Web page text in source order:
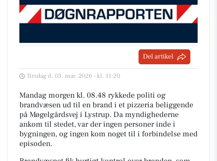
Del artikel
Tirsdag d. 03. mar. 2026 - kl. 11:20
Mandag morgen kl. 08.48 rykkede politi og
brandvæsen ud til en brand i et pizzeria beliggende
på Møgelgårdsvej i Lystrup. Da myndighederne
ankom til stedet, var der ingen personer inde i
bygningen, og ingen kom noget til i forbindelse med
episoden.